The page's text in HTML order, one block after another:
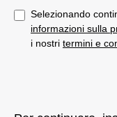
Selezionando
informazioni sulla
i nostri termini e